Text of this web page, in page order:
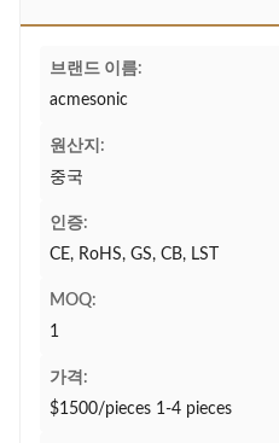
브랜드 이름:
acmesonic
원산지:
중국
인증:
CE, RoHS, GS, CB, LST
MOQ:
1
가격:
$1500/pieces 1-4 pieces